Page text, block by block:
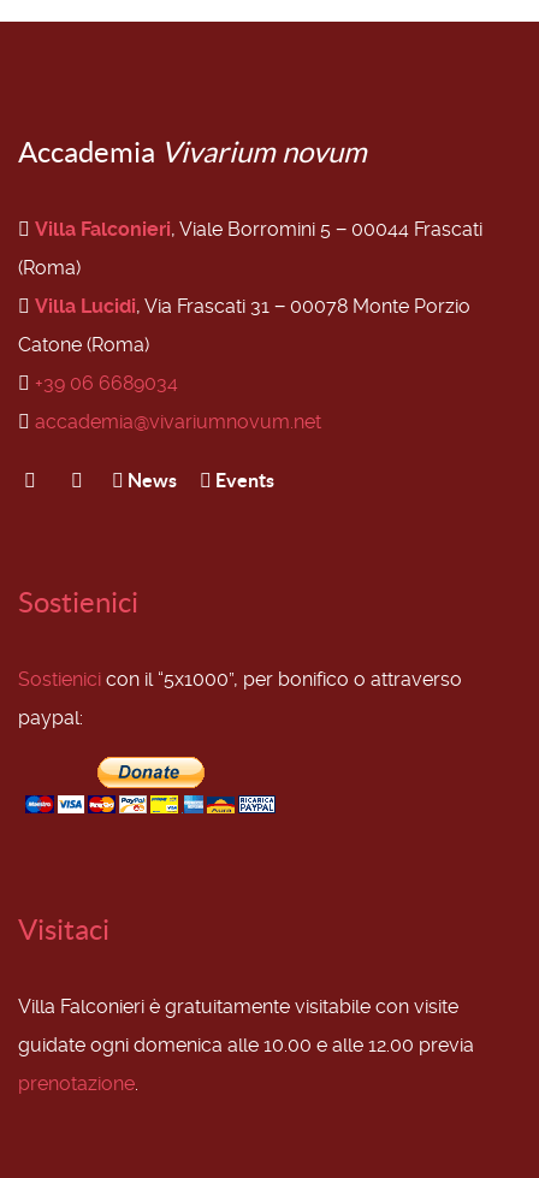
Accademia Vivarium novum
Villa Falconieri, Viale Borromini 5 − 00044 Frascati
(Roma)
Villa Lucidi, Via Frascati 31 − 00078 Monte Porzio
Catone (Roma)
+39 06 6689034
accademia@vivariumnovum.net
News Events
Sostienici
Sostienici con il “5x1000”, per bonifico o attraverso
paypal:
Visitaci
Villa Falconieri è gratuitamente visitabile con visite
guidate ogni domenica alle 10.00 e alle 12.00 previa
prenotazione.